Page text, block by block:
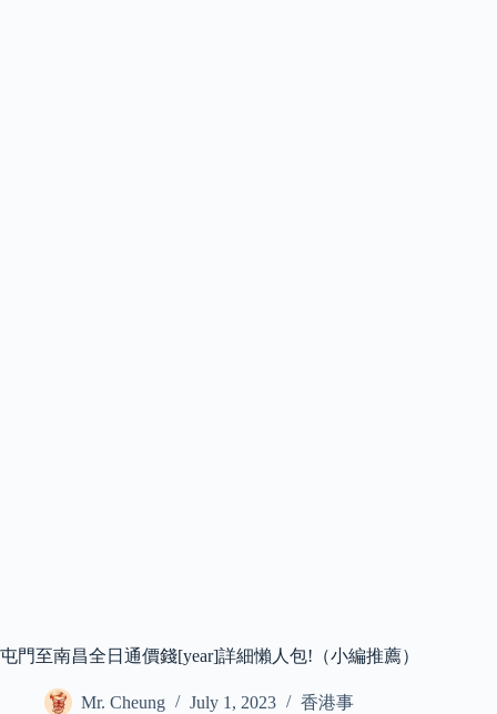
屯門至南昌全日通價錢[year]詳細懶人包!（小編推薦）
Mr. Cheung July 1, 2023 香港事